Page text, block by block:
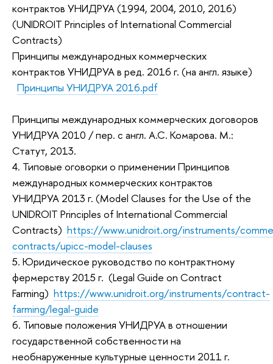
контрактов УНИДРУА (1994, 2004, 2010, 2016)
(UNIDROIT Principles of International Commercial
Contracts)
Принципы международных коммерческих
контрактов УНИДРУА в ред. 2016 г. (на англ. языке)
Принципы УНИДРУА 2016.pdf
Принципы международных коммерческих договоров
УНИДРУА 2010 / пер. с англ. А.С. Комарова. М.:
Статут, 2013.
4. Типовые оговорки о применении Принципов
международных коммерческих контрактов
УНИДРУА 2013 г. (Model Clauses for the Use of the
UNIDROIT Principles of International Commercial
Contracts) https://www.unidroit.org/instruments/
contracts/upicc-model-clauses
5. Юридическое руководство по контрактному
фермерству 2015 г. (Legal Guide on Contract
Farming) https://www.unidroit.org/instruments/contract-
farming/legal-guide
6. Типовые положения УНИДРУА в отношении
государственной собственности на
необнаруженные культурные ценности 2011 г.